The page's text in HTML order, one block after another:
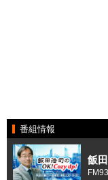
番組情報
飯